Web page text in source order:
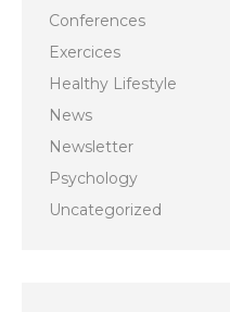
Conferences
Exercices
Healthy Lifestyle
News
Newsletter
Psychology
Uncategorized